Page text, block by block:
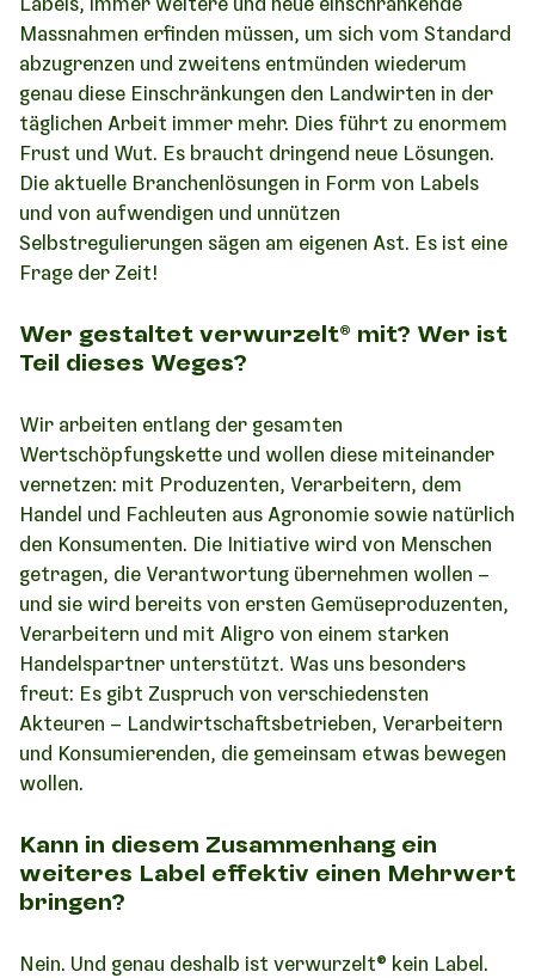
Massnahmen erfinden müssen, um sich vom Standard
abzugrenzen und zweitens entmünden wiederum
genau diese Einschränkungen den Landwirten in der
täglichen Arbeit immer mehr. Dies führt zu enormem
Frust und Wut. Es braucht dringend neue Lösungen.
Die aktuelle Branchenlösungen in Form von Labels
und von aufwendigen und unnützen
Selbstregulierungen sägen am eigenen Ast. Es ist eine
Frage der Zeit!
Wer gestaltet verwurzelt® mit? Wer ist
Teil dieses Weges?
Wir arbeiten entlang der gesamten
Wertschöpfungskette und wollen diese miteinander
vernetzen: mit Produzenten, Verarbeitern, dem
Handel und Fachleuten aus Agronomie sowie natürlich
den Konsumenten. Die Initiative wird von Menschen
getragen, die Verantwortung übernehmen wollen –
und sie wird bereits von ersten Gemüseproduzenten,
Verarbeitern und mit Aligro von einem starken
Handelspartner unterstützt. Was uns besonders
freut: Es gibt Zuspruch von verschiedensten
Akteuren – Landwirtschaftsbetrieben, Verarbeitern
und Konsumierenden, die gemeinsam etwas bewegen
wollen.
Kann in diesem Zusammenhang ein
weiteres Label effektiv einen Mehrwert
bringen?
Nein. Und genau deshalb ist verwurzelt® kein Label.